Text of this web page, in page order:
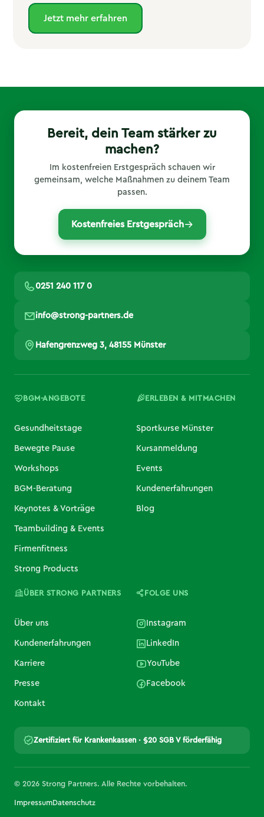
Jetzt mehr erfahren
Bereit, dein Team stärker zu
machen?
Im kostenfreien Erstgespräch schauen wir
gemeinsam, welche Maßnahmen zu deinem Team
passen.
Kostenfreies Erstgespräch
0251 240 117 0
info@strong-partners.de
Hafengrenzweg 3, 48155 Münster
BGM-ANGEBOTE
Gesundheitstage
Bewegte Pause
Workshops
BGM-Beratung
Keynotes & Vorträge
Teambuilding & Events
Firmenfitness
Strong Products
ERLEBEN & MITMACHEN
Sportkurse Münster
Kursanmeldung
Events
Kundenerfahrungen
Blog
ÜBER STRONG PARTNERS
Über uns
Kundenerfahrungen
Karriere
Presse
Kontakt
FOLGE UNS
Instagram
LinkedIn
YouTube
Facebook
Zertifiziert für Krankenkassen · §20 SGB V förderfähig
© 2026 Strong Partners. Alle Rechte vorbehalten.
ImpressumDatenschutz